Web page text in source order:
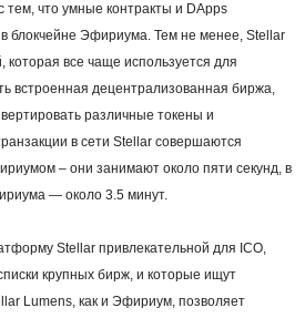
тем, что умные контракты и DApps
в блокчейне Эфириума. Тем не менее, Stellar
все чаще используется для
встроенная децентрализованная биржа,
различные токены и
в сети Stellar совершаются
– они занимают около пяти секунд, в
— около 3.5 минут.
Stellar привлекательной для ICO,
крупных бирж, и которые ищут
Lumens, как и Эфириум, позволяет